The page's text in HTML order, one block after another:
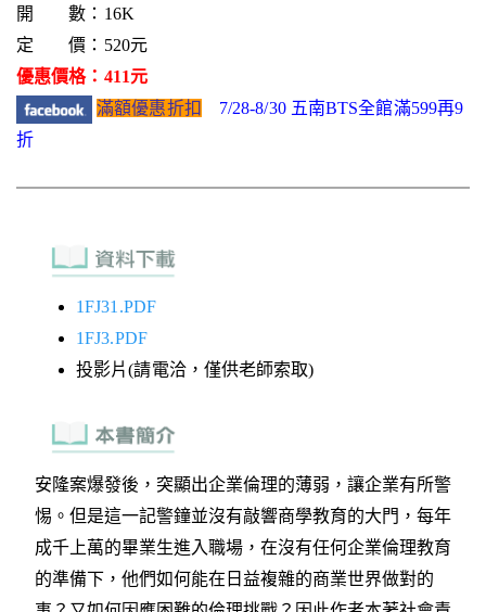
開 數：16K
定 價：520元
優惠價格：411元
滿額優惠折扣
7/28-8/30 五南BTS全館滿599再9
折
1FJ31.PDF
1FJ3.PDF
投影片(請電洽，僅供老師索取)